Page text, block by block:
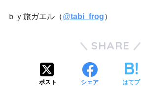
ｂｙ旅ガエル（@tabi_frog）
SHARE
ポスト シェア はてブ